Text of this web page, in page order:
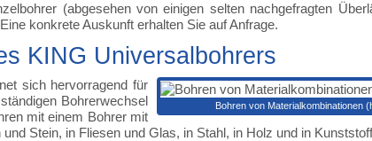
(abgesehen von einigen selten nachgefragten
konkrete Auskunft erhalten Sie auf Anfrage.
KING Universalbohrers
Bohren von Materialkombinationen
sich hervorragend für
Bohrerwechsel
mit einem Bohrer mit
Stein, in Fliesen und Glas, in Stahl, in Holz und in